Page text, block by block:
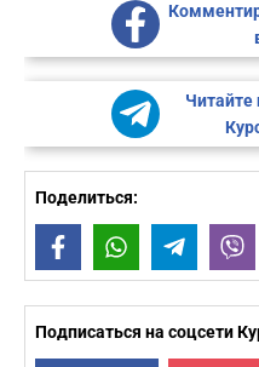
Читайте
Поделиться:
FacebookWhatsAppTelegram
Подписаться на соцсети